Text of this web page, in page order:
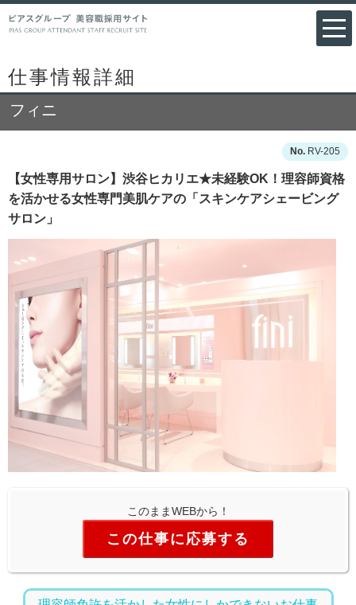
仕事情報詳細
フィニ
RV-205
【女性専用サロン】渋谷ヒカリエ★未経験OK！理容師資格
を活かせる女性専門美肌ケアの「スキンケアシェービング
サロン」
このままWEBから！
この仕事に応募する